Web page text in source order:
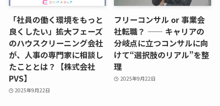
「社員の働く環境をもっと
良くしたい」――拡大フェーズ
のハウスクリーニング会社
が、人事の専門家に相談し
たこととは？【株式会社
PVS】
2025年9月22日
フリーコンサル or 事業会
社転職？ —— キャリアの
分岐点に立つコンサルに向
けて“選択肢のリアル”を整
理
2025年9月22日